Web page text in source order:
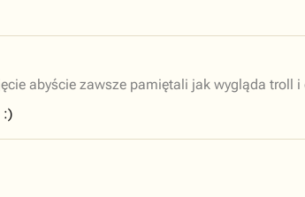
abyście zawsze pamiętali jak wygląda troll
:)